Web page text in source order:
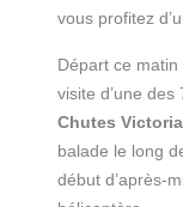
vous profitez
Départ ce
visite d’une
Chutes Victoria
balade le long
début d’après-